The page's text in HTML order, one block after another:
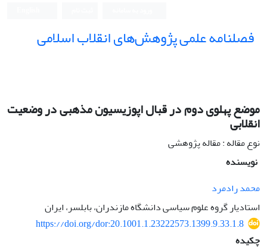
فصلنامه علمی پژوهش‌های انقلاب اسلامی
موضع پهلوی دوم در قبال اپوزیسیون مذهبی در وضعیت
انقلابی
نوع مقاله : مقاله پژوهشی
نویسنده
محمد رادمرد
استادیار گروه علوم سیاسی دانشگاه مازندران، بابلسر، ایران
https://doi.org/dor:20.1001.1.23222573.1399.9.33.1.8
چکیده